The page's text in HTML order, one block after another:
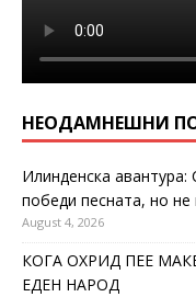
НЕОДАМНЕШНИ
Илинденска авантура:
победи песната, но
August 4, 2026
КОГА ОХРИД ПЕЕ
ЕДЕН НАРОД